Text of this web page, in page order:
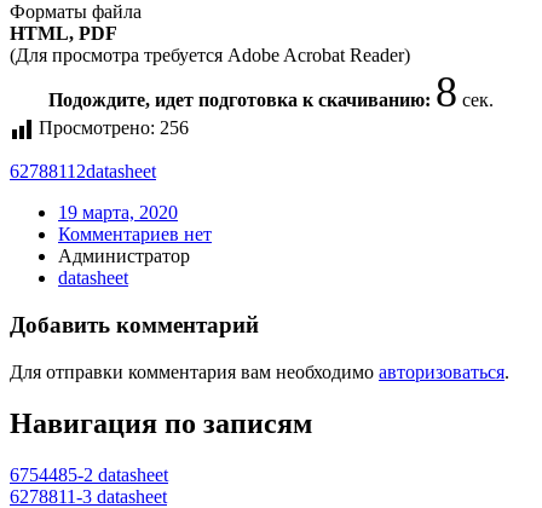
Форматы файла
HTML, PDF
(Для просмотра требуется Adobe Acrobat Reader)
Подождите, идет подготовка к скачиванию: 8 сек.
Просмотрено: 256
62788112datasheet
19 марта, 2020
Комментариев нет
Администратор
datasheet
Добавить комментарий
Для отправки комментария вам необходимо авторизоваться.
Навигация по записям
6754485-2 datasheet
6278811-3 datasheet